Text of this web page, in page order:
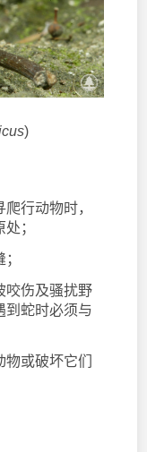
)
行动物时，
；
咬伤及骚扰野
到蛇时必须与
或破坏它们